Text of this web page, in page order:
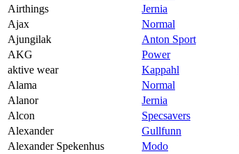
Airthings
Jernia
Ajax
Normal
Ajungilak
Anton Sport
AKG
Power
aktive wear
Kappahl
Alama
Normal
Alanor
Jernia
Alcon
Specsavers
Alexander
Gullfunn
Alexander Spekenhus
Modo